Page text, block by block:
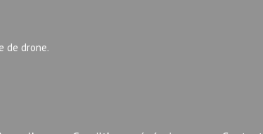
de drone.